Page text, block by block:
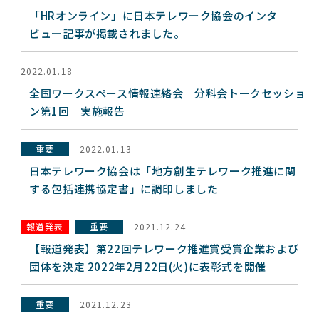
「HRオンライン」に日本テレワーク協会のインタ
ビュー記事が掲載されました。
2022.01.18
全国ワークスペース情報連絡会 分科会トークセッショ
ン第1回 実施報告
重要 2022.01.13
日本テレワーク協会は「地方創生テレワーク推進に関
する包括連携協定書」に調印しました
報道発表 重要 2021.12.24
【報道発表】第22回テレワーク推進賞受賞企業および
団体を決定 2022年2月22日(火)に表彰式を開催
重要 2021.12.23